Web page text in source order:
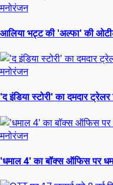
मनोरंजन
आलिया भट्ट की 'अल्फा' की
मनोरंजन
'द इंडिया स्टोरी' का दमदार
मनोरंजन
'धमाल 4' का बॉक्स ऑफिस पर